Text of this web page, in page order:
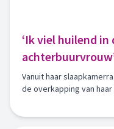
‘Ik viel huilend in de
Vanuit haar
de overkapping van